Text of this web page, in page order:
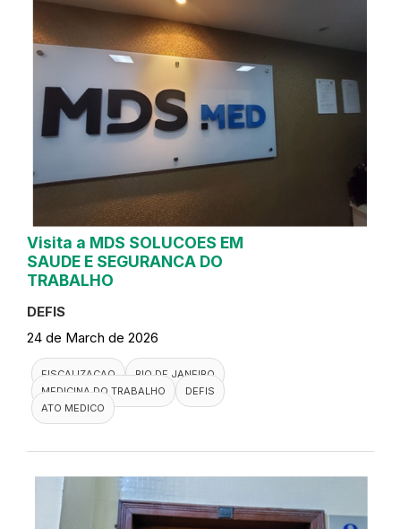
Visita a MDS SOLUCOES EM
SAUDE E SEGURANCA DO
TRABALHO
DEFIS
24 de March de 2026
FISCALIZACAO
RIO DE JANEIRO
MEDICINA DO TRABALHO
DEFIS
ATO MEDICO